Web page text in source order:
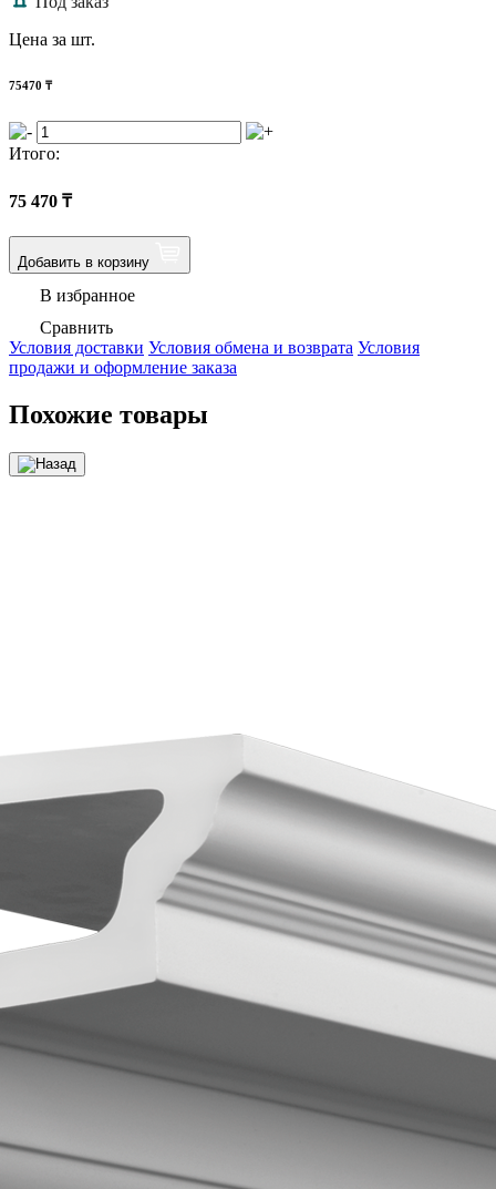
Цена за шт.
75470 ₸
Итого:
75 470 ₸
Добавить в корзину
В избранное
Сравнить
Условия доставки Условия обмена и возврата Условия
продажи и оформление заказа
Похожие товары